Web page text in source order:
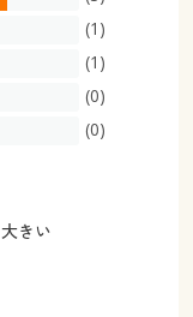
(1)
(1)
(0)
(0)
大きい